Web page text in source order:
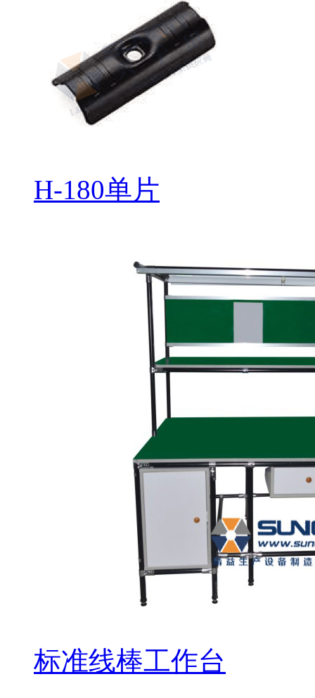
H-180单片
标准线棒工作台